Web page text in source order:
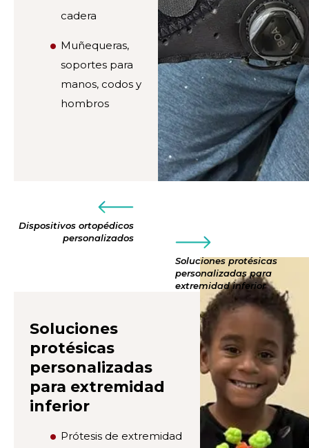
cadera
Muñequeras,
soportes para
manos, codos y
hombros
Dispositivos ortopédicos
personalizados
Soluciones protésicas
personalizadas para
extremidad inferior
Soluciones
protésicas
personalizadas
para extremidad
inferior
Prótesis de extremidad